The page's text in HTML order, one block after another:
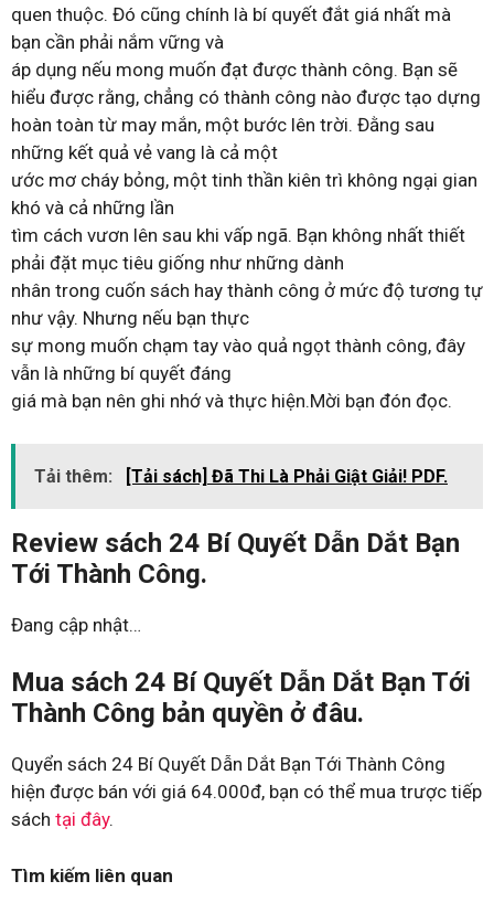
quen thuộc. Đó cũng chính là bí quyết đắt giá nhất mà
bạn cần phải nắm vững và
áp dụng nếu mong muốn đạt được thành công. Bạn sẽ
hiểu được rằng, chẳng có thành công nào được tạo dựng
hoàn toàn từ may mắn, một bước lên trời. Đằng sau
những kết quả vẻ vang là cả một
ước mơ cháy bỏng, một tinh thần kiên trì không ngại gian
khó và cả những lần
tìm cách vươn lên sau khi vấp ngã. Bạn không nhất thiết
phải đặt mục tiêu giống như những dành
nhân trong cuốn sách hay thành công ở mức độ tương tự
như vậy. Nhưng nếu bạn thực
sự mong muốn chạm tay vào quả ngọt thành công, đây
vẫn là những bí quyết đáng
giá mà bạn nên ghi nhớ và thực hiện.Mời bạn đón đọc.
Tải thêm: [Tải sách] Đã Thi Là Phải Giật Giải! PDF.
Review sách 24 Bí Quyết Dẫn Dắt Bạn
Tới Thành Công.
Đang cập nhật…
Mua sách 24 Bí Quyết Dẫn Dắt Bạn Tới
Thành Công bản quyền ở đâu.
Quyển sách 24 Bí Quyết Dẫn Dắt Bạn Tới Thành Công
hiện được bán với giá 64.000đ, bạn có thể mua trược tiếp
sách tại đây.
Tìm kiếm liên quan